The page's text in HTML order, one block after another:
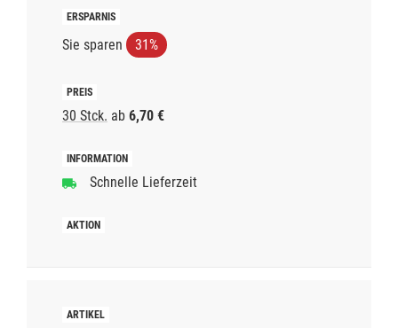
Sie sparen 31%
30 Stck. ab 6,70 €
Schnelle Lieferzeit